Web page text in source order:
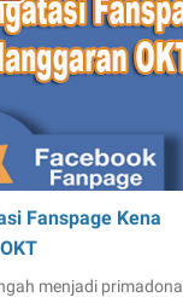
Fanspage Kena
menjadi primadona